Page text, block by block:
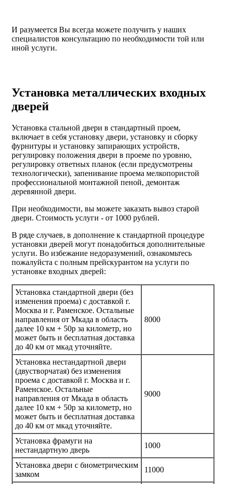
И разумеется Вы всегда можете получить у наших
специалистов консультацию по необходимости той или
иной услуги.
Установка металлических входных
дверей
Установка стальной двери в стандартный проем,
включает в себя установку двери, установку и сборку
фурнитуры и установку запирающих устройств,
регулировку положения двери в проеме по уровню,
регулировку ответных планок (если предусмотрены
технологически), запенивание проема мелкопористой
профессиональной монтажной пеной, демонтаж
деревянной двери.
При необходимости, вы можете заказать вывоз старой
двери. Стоимость услуги - от 1000 рублей.
В ряде случаев, в дополнение к стандартной процедуре
установки дверей могут понадобиться дополнительные
услуги. Во избежание недоразумений, ознакомьтесь
пожалуйста с полным прейскурантом на услуги по
установке входных дверей:
Установка стандартной двери (без
изменения проема) с доставкой г.
Москва и г. Раменское. Остальные
направления от Мкада в область
далее 10 км + 50р за километр, но
может быть и бесплатная доставка
до 40 км от мкад уточняйте.
8000
Установка нестандартной двери
(двустворчатая) без изменения
проема с доставкой г. Москва и г.
Раменское. Остальные
направления от Мкада в область
далее 10 км + 50р за километр, но
может быть и бесплатная доставка
до 40 км от мкад уточняйте.
9000
Установка фрамуги на
нестандартную дверь
1000
Установка двери с биометрическим
замком
11000